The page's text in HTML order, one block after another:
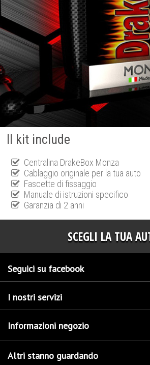
Il kit include
Centralina DrakeBox Monza
Cablaggio originale per la tua auto
Fascette di fissaggio
Manuale di istruzioni specifico
Garanzia di 2 anni
SCEGLI LA TUA
Seguici su facebook
I nostri servizi
Informazioni negozio
Altri stanno guardando